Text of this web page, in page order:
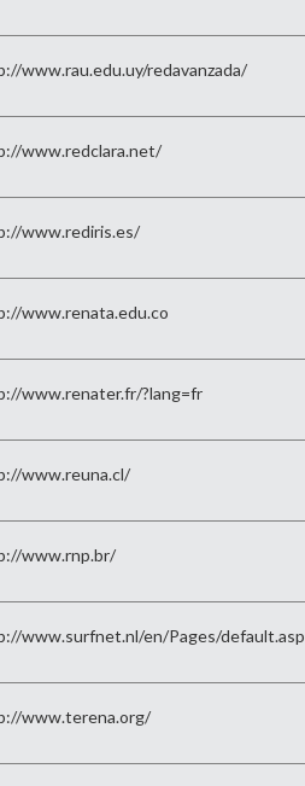
www.rau.edu.uy/redavanzada/
www.redclara.net/
www.rediris.es/
www.renata.edu.co
www.renater.fr/?lang=fr
www.reuna.cl/
www.rnp.br/
www.surfnet.nl/en/Pages/
www.terena.org/